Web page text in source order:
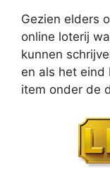
Gezien elders
online loterij
kunnen
en als het
item onder de